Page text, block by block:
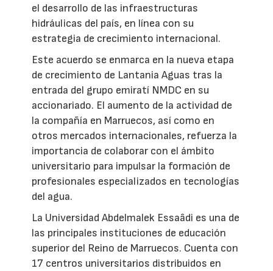
el desarrollo de las infraestructuras
hidráulicas del país, en línea con su
estrategia de crecimiento internacional.
Este acuerdo se enmarca en la nueva etapa
de crecimiento de Lantania Aguas tras la
entrada del grupo emiratí NMDC en su
accionariado. El aumento de la actividad de
la compañía en Marruecos, así como en
otros mercados internacionales, refuerza la
importancia de colaborar con el ámbito
universitario para impulsar la formación de
profesionales especializados en tecnologías
del agua.
La Universidad Abdelmalek Essaâdi es una de
las principales instituciones de educación
superior del Reino de Marruecos. Cuenta con
17 centros universitarios distribuidos en